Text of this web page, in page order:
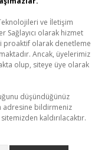
ve İletişim
Sağlayıcı olarak hizmet
proaktif olarak denetleme
Ancak, üyelerimiz
olup, siteye üye olarak
düşündüğünüz
adresine bildirmeniz
kaldırılacaktır.